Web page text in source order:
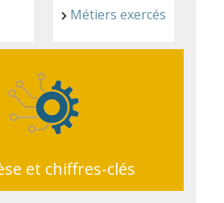
Métiers exercés
et chiffres-clés